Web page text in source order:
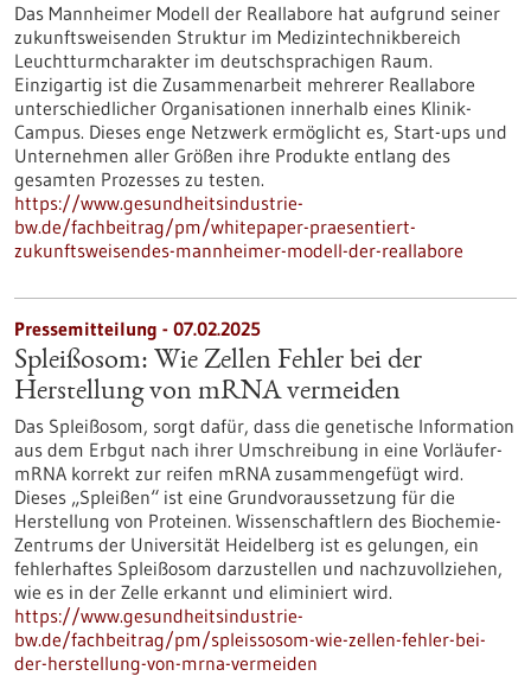
Das Mannheimer Modell der Reallabore hat aufgrund seiner
zukunftsweisenden Struktur im Medizintechnikbereich
Leuchtturmcharakter im deutschsprachigen Raum.
Einzigartig ist die Zusammenarbeit mehrerer Reallabore
unterschiedlicher Organisationen innerhalb eines Klinik-
Campus. Dieses enge Netzwerk ermöglicht es, Start-ups und
Unternehmen aller Größen ihre Produkte entlang des
gesamten Prozesses zu testen.
https://www.gesundheitsindustrie-
bw.de/fachbeitrag/pm/whitepaper-praesentiert-
zukunftsweisendes-mannheimer-modell-der-reallabore
Pressemitteilung - 07.02.2025
Spleißosom: Wie Zellen Fehler bei der
Herstellung von mRNA vermeiden
Das Spleißosom, sorgt dafür, dass die genetische Information
aus dem Erbgut nach ihrer Umschreibung in eine Vorläufer-
mRNA korrekt zur reifen mRNA zusammengefügt wird.
Dieses „Spleißen“ ist eine Grundvoraussetzung für die
Herstellung von Proteinen. Wissenschaftlern des Biochemie-
Zentrums der Universität Heidelberg ist es gelungen, ein
fehlerhaftes Spleißosom darzustellen und nachzuvollziehen,
wie es in der Zelle erkannt und eliminiert wird.
https://www.gesundheitsindustrie-
bw.de/fachbeitrag/pm/spleissosom-wie-zellen-fehler-bei-
der-herstellung-von-mrna-vermeiden